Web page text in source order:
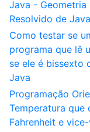
Java - Geometria
Resolvido de Java
Como testar se
programa que lê
se ele é bissexto
Java
Programação
Temperatura que
Fahrenheit e